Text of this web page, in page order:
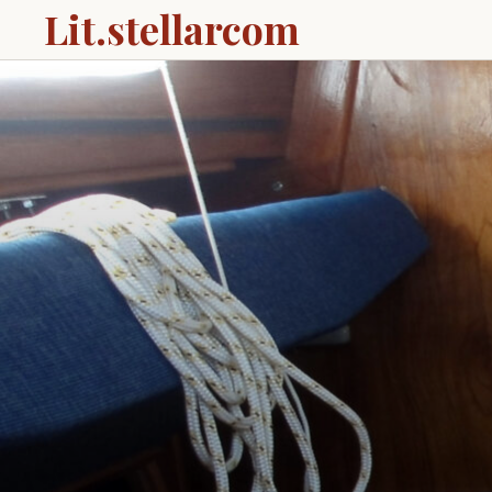
Lit.stellarcom